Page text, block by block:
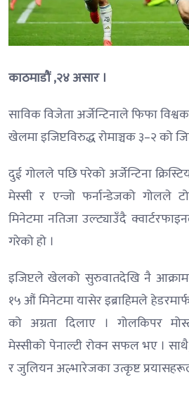
काठमाडौं ,२४ असार ।
साविक विजेता अर्जेन्टिनाले फिफा
खेलमा इजिप्टविरुद्ध रोमाञ्चक ३–२ को
दुई गोलले पछि परेको अर्जेन्टिना
मेस्सी र एन्जो फर्नान्डेजको गोलले
मिनेटमा नतिजा उल्ट्याउँदै
गरेको हो ।
इजिप्टले खेलको सुरुवातदेखि नै
१५ औं मिनेटमा यासेर इब्राहिमले
को अग्रता दिलाए । गोलकिपर
मेस्सीको पेनाल्टी रोक्न सफल भए ।
र जुलियन अल्भारेजका उत्कृष्ट